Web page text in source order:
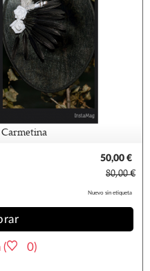
50,00 €
80,00 €
Nuevo sin etiqueta
( 0)